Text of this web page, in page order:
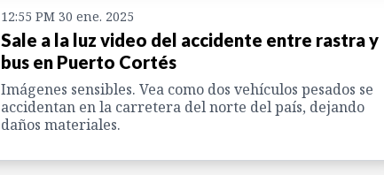
12:55 PM 30 ene. 2025
Sale a la luz video del accidente entre rastra y
bus en Puerto Cortés
Imágenes sensibles. Vea como dos vehículos pesados se
accidentan en la carretera del norte del país, dejando
daños materiales.